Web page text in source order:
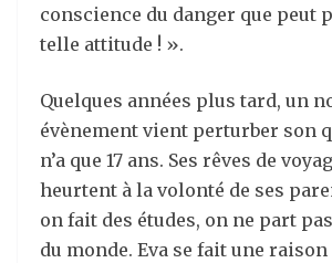
conscience du danger que peut
telle attitude ! ».
Quelques années plus tard, un
évènement vient perturber son
n’a que 17 ans. Ses rêves de
heurtent à la volonté de ses
on fait des études, on ne part
du monde. Eva se fait une